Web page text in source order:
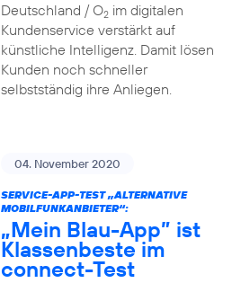
Deutschland / O2im digitalen
Kundenservice verstärkt auf
künstliche Intelligenz. Damit lösen
Kunden noch schneller
selbstständig ihre Anliegen.
04. November 2020
SERVICE-APP-TEST „ALTERNATIVE
MOBILFUNKANBIETER“:
„Mein Blau-App” ist
Klassenbeste im
connect-Test